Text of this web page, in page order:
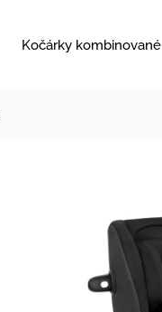
Kočárky kombinované